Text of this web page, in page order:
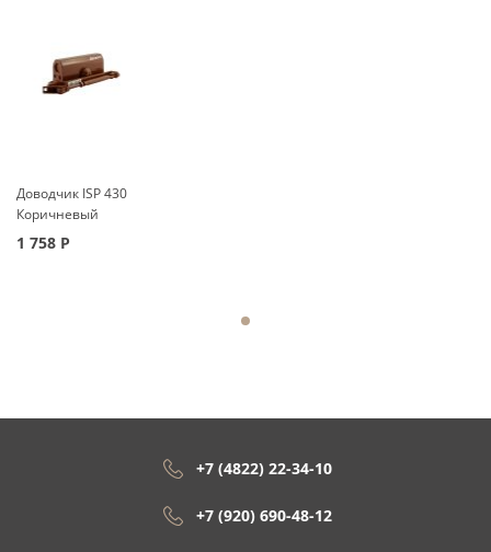
Доводчик ISP 430
Коричневый
1 758 Р
+7 (4822) 22-34-10
+7 (920) 690-48-12